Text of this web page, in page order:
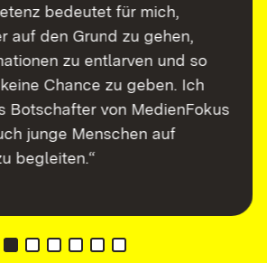
bedeutet für mich,
auf den Grund zu gehen,
zu entlarven und so
Chance zu geben. Ich
Botschafter von MedienFokus
junge Menschen auf
begleiten.“